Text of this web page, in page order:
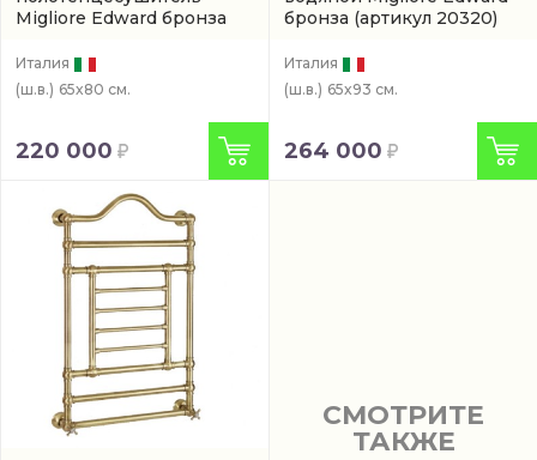
Migliore Edward бронза
Италия
(ш.в.) 65x80 см.
220 000
бронза (артикул 20320)
Италия
(ш.в.) 65x93 см.
264 000
СМОТРИТЕ
ТАКЖЕ